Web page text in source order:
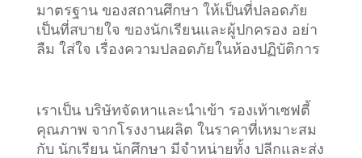
มาตรฐาน ของสถานศึกษา ให้เป็นที่ปลอดภัย
เป็นที่สบายใจ ของนักเรียนและผู้ปกครอง อย่า
ลืม ใส่ใจ เรื่องความปลอดภัยในห้องปฏิบัติการ
เราเป็น บริษัทจัดหาและนำเข้า รองเท้าเซฟตี้
คุณภาพ จากโรงงานผลิต ในราคาที่เหมาะสม
กับ นักเรียน นักศึกษา มีจำหน่ายทั้ง ปลีกและส่ง